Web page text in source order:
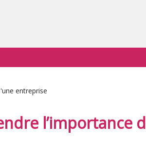
entreprise
l’importance